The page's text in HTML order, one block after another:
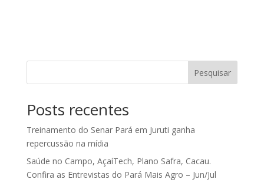
Pesquisar
Posts recentes
Treinamento do Senar Pará em Juruti ganha
repercussão na mídia
Saúde no Campo, AçaíTech, Plano Safra, Cacau.
Confira as Entrevistas do Pará Mais Agro – Jun/Jul